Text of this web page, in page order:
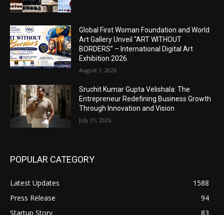
Global First Woman Foundation and World
Art Gallery Unveil “ART WITHOUT
BORDERS” – International Digital Art
Exhibition 2026
August 1, 2026
Sruchit Kumar Gupta Velishala: The
Entrepreneur Redefining Business Growth
Through Innovation and Vision
July 31, 2026
POPULAR CATEGORY
Latest Updates
1588
Press Release
94
Startup Story
83